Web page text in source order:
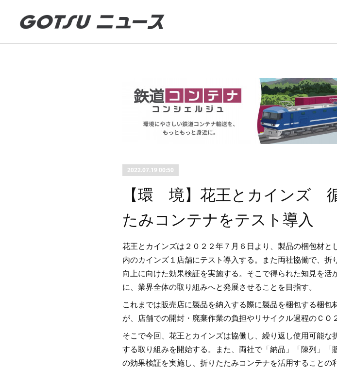
2022.07.19 00:50
【環 境】花王とカインズ
たみコンテナをテスト導入
花王とカインズは２０２２年７月６日より、製品の梱包材
内のカインズ１店舗にテスト導入する。また両社協働で、
向上に向けた効果検証を実施する。そこで得られた知見を
に、業界全体の取り組みへと発展させることを目指す。
これまでは販売店に製品を納入する際に製品を梱包する梱
が、店舗での開封・廃棄作業の負担やリサイクル過程のＣＯ
そこで今回、花王とカインズは協働し、繰り返し使用可能
する取り組みを開始する。また、両社で「納品」「陳列」
の効果検証を実施し、折りたたみコンテナを活用すること